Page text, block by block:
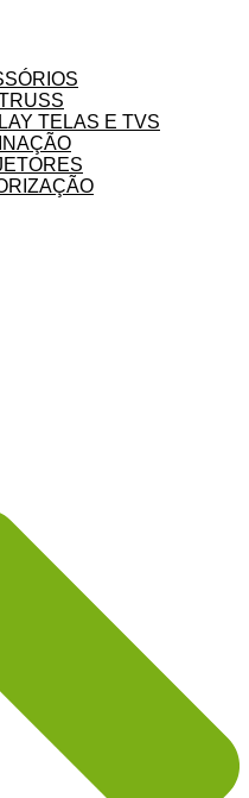
TELAS E TVS